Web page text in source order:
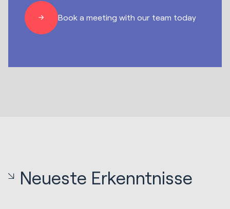
Book a meeting with our team today
Neueste Erkenntnisse